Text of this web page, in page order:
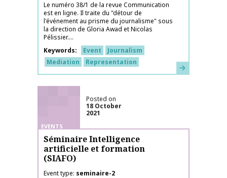
Le numéro 38/1 de la revue Communication
est en ligne. Il traite du "détour de
l'événement au prisme du journalisme" sous
la direction de Gloria Awad et Nicolas
Pélissier....
Keywords
Event
Journalism
Mediation
Representation Learn more
EVENTS
Posted on
18 October
2021
Séminaire Intelligence
artificielle et formation
(SIAFO)
Event type seminaire-2